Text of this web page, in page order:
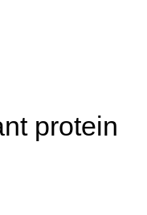
protein